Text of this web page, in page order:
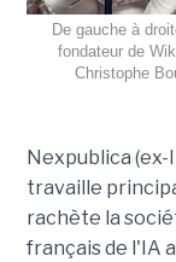
De gauche à
fondateur de
Christophe
Nexpublica
travaille
rachète la
français de l'IA